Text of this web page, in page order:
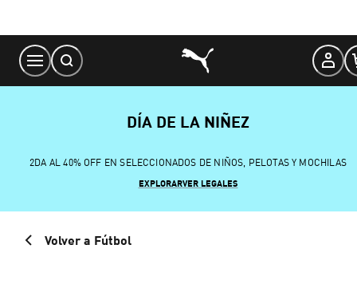
Content
DÍA DE LA NIÑEZ
2DA AL 40% OFF EN SELECCIONADOS DE NIÑOS, PELOTAS Y MOCHILAS
EXPLORARVER LEGALES
Volver a Fútbol